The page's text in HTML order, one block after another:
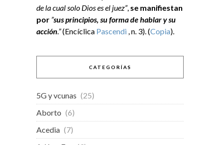
de la cual solo Dios es el juez”, se manifiestan
por ”sus principios, su forma de hablar y su
acción.”(Encíclica Pascendi , n. 3). (Copia).
CATEGORÍAS
5G y vcunas (25)
Aborto (6)
Acedia (7)